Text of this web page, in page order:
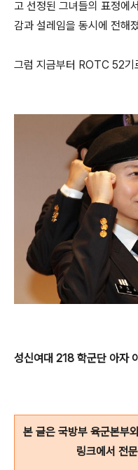
고 선정된 그녀들의 표정에
감과 설레임을 동시에 전해
그럼 지금부터 ROTC 52기
성신여대 218 학군단 아자
본 글은 국방부 육군본부
링크에서 전